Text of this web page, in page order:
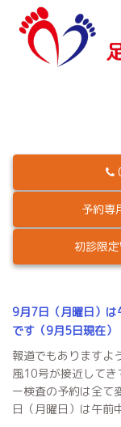
予約専
初診限
9月7日（月曜日）
です（9月5日現在）
報道でもありますよ
風10号が接近して
ー検査の予約は全て
日（月曜日）は午